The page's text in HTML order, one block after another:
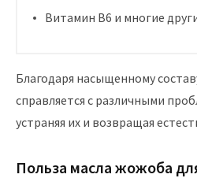
Витамин В6 и многие
Благодаря насыщенному
справляется с различными
устраняя их и возвращая
Польза масла жожоба